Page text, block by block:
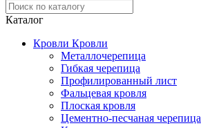
Каталог
Кровли Кровли
Металлочерепица
Гибкая черепица
Профилированный лист
Фальцевая кровля
Плоская кровля
Цементно-песчаная черепица